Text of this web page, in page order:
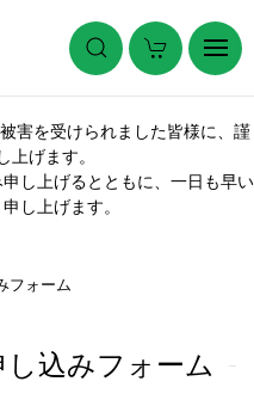
害を受けられました皆様に、謹
上げます。
し上げるとともに、一日も早い
し上げます。
フォーム
込みフォーム